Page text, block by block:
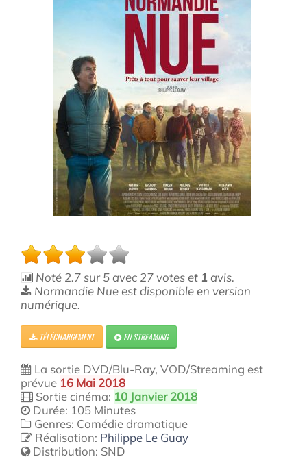
Noté 2.7sur5 avec 27votes et 1 avis.
Normandie Nue est disponible en version
numérique.
TÉLÉCHARGEMENT EN STREAMING
La sortie DVD/Blu-Ray, VOD/Streaming est
prévue 16 Mai 2018
Sortie cinéma: 10 Janvier 2018
Durée: 105 Minutes
Genres: Comédie dramatique
Réalisation: Philippe Le Guay
Distribution: SND